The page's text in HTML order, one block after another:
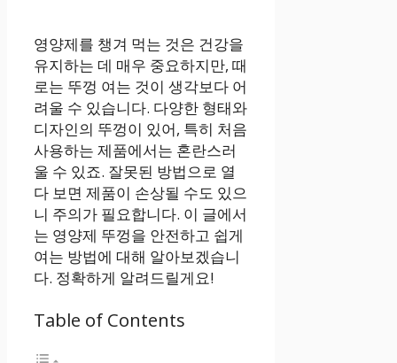
영양제를 챙겨 먹는 것은 건강을
유지하는 데 매우 중요하지만, 때
로는 뚜껑 여는 것이 생각보다 어
려울 수 있습니다. 다양한 형태와
디자인의 뚜껑이 있어, 특히 처음
사용하는 제품에서는 혼란스러
울 수 있죠. 잘못된 방법으로 열
다 보면 제품이 손상될 수도 있으
니 주의가 필요합니다. 이 글에서
는 영양제 뚜껑을 안전하고 쉽게
여는 방법에 대해 알아보겠습니
다. 정확하게 알려드릴게요!
Table of Contents